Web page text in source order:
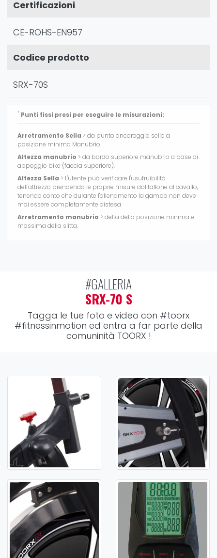
Certificazioni
CE-ROHS-EN957
Codice prodotto
SRX-70S
* Punti fissi presi per eseguire le misurazioni:
Arretramento Sella > da punto ancoraggio sella a
posizione minima Manubrio.
Altezza manubrio > da bordo superiore manubrio a base di
appoggio bike (faccia superiore).
Altezza Sella > L'utente può verificare l'usufruibilità
dell'attrezzo prendendo le proprie misure dal tallone al cavallo,
tenendo conto che durante l'allenamento la gamba non deve
mai essere completamente distesa
Arretramento manubrio > delta della posizione minima e
massima della slitta.
#GALLERIA
SRX-70 S
Tagga le tue foto e video con #toorx
#fitnessinmotion ed entra a far parte della
comuninità TOORX !